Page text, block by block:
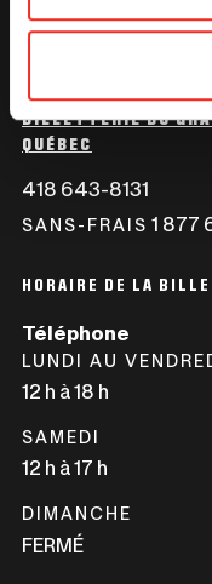
BILLETTERIE DU
QUÉBEC
418 643-8131
LIEN
DANS
SANS-FRAIS 1 877
HORAIRE DE LA
Téléphone
LUNDI AU
12 h à 18 h
SAMEDI
12 h à 17 h
DIMANCHE
FERMÉ